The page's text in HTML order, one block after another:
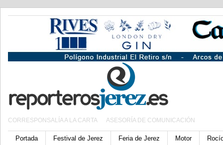
CORRESPONSALÍA A LA CARTA ASESORÍA DE COMUNICACIÓN
Portada Festival de Jerez Feria de Jerez Motor